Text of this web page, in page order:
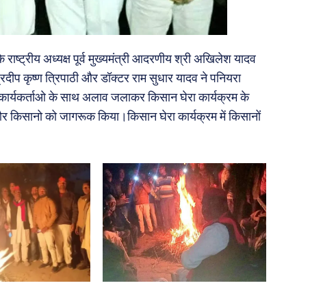
राष्ट्रीय अध्यक्ष पूर्व मुख्यमंत्री आदरणीय श्री अखिलेश यादव
कृष्ण त्रिपाठी और डॉक्टर राम सुधार यादव ने पनियरा
के साथ अलाव जलाकर किसान घेरा कार्यक्रम के
किसानो को जागरूक किया।किसान घेरा कार्यक्रम में किसानों